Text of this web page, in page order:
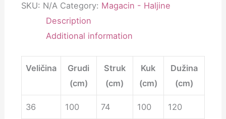
SKU: N/A Category: Magacin - Haljine
Description
Additional information
Veličina
Grudi
(cm)
Struk
(cm)
Kuk
(cm)
Dužina
(cm)
36 100 74 100 120